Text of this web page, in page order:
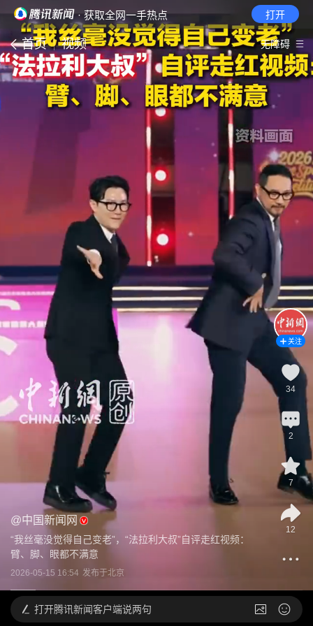
· 获取全网一手热点 打开
首页 视频 无障碍
@中国新闻网
“我丝毫没觉得自己变老”，“法拉利大叔”自评走红视频：
臂、脚、眼都不满意
2026-05-15 16:54 发布于北京
关注
34
2
7
12
打开腾讯新闻客户端说两句